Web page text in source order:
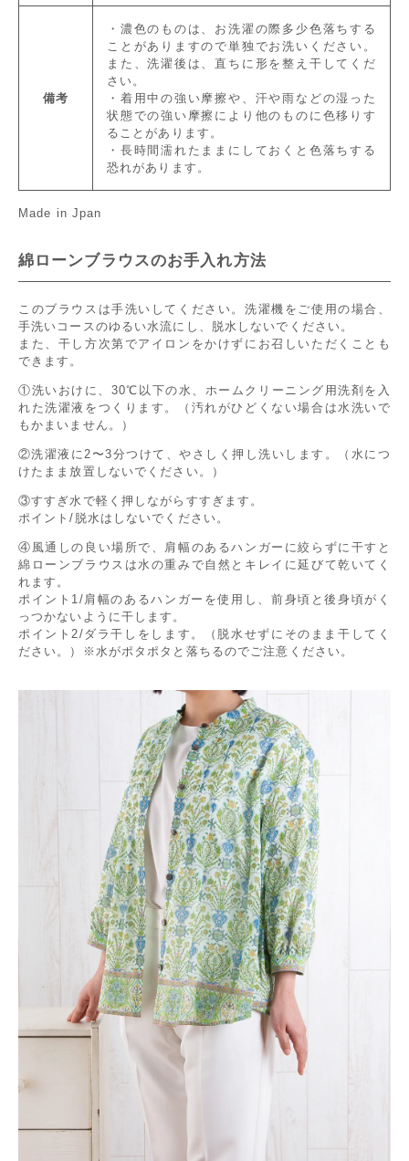
備考
・濃色のものは、お洗濯の際多少色落ちする
ことがありますので単独でお洗いください。
また、洗濯後は、直ちに形を整え干してくだ
さい。
・着用中の強い摩擦や、汗や雨などの湿った
状態での強い摩擦により他のものに色移りす
ることがあります。
・長時間濡れたままにしておくと色落ちする
恐れがあります。
Made in Jpan
綿ローンブラウスのお手入れ方法
このブラウスは手洗いしてください。洗濯機をご使用の場合、
手洗いコースのゆるい水流にし、脱水しないでください。
また、干し方次第でアイロンをかけずにお召しいただくことも
できます。
①洗いおけに、30℃以下の水、ホームクリーニング用洗剤を入
れた洗濯液をつくります。（汚れがひどくない場合は水洗いで
もかまいません。）
②洗濯液に2〜3分つけて、やさしく押し洗いします。（水につ
けたまま放置しないでください。）
③すすぎ水で軽く押しながらすすぎます。
ポイント/脱水はしないでください。
④風通しの良い場所で、肩幅のあるハンガーに絞らずに干すと
綿ローンブラウスは水の重みで自然とキレイに延びて乾いてく
れます。
ポイント1/肩幅のあるハンガーを使用し、前身頃と後身頃がく
っつかないように干します。
ポイント2/ダラ干しをします。（脱水せずにそのまま干してく
ださい。）※水がポタポタと落ちるのでご注意ください。